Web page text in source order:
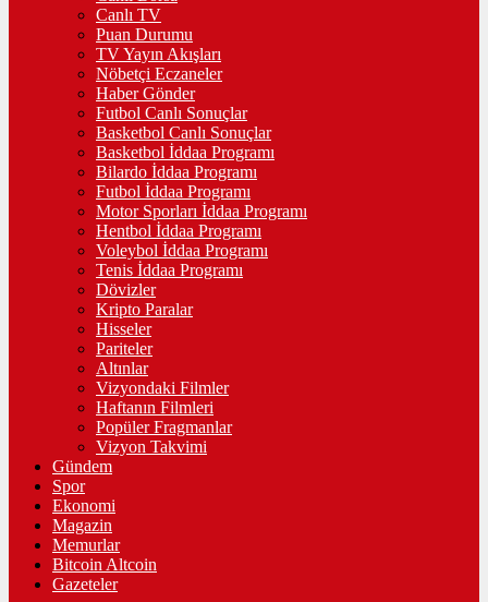
Canlı TV
Puan Durumu
TV Yayın Akışları
Nöbetçi Eczaneler
Haber Gönder
Futbol Canlı Sonuçlar
Basketbol Canlı Sonuçlar
Basketbol İddaa Programı
Bilardo İddaa Programı
Futbol İddaa Programı
Motor Sporları İddaa Programı
Hentbol İddaa Programı
Voleybol İddaa Programı
Tenis İddaa Programı
Dövizler
Kripto Paralar
Hisseler
Pariteler
Altınlar
Vizyondaki Filmler
Haftanın Filmleri
Popüler Fragmanlar
Vizyon Takvimi
Gündem
Spor
Ekonomi
Magazin
Memurlar
Bitcoin Altcoin
Gazeteler